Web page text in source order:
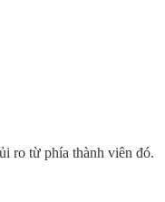
ro từ phía thành viên đó.